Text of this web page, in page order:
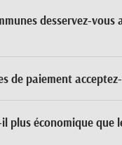
desservez-vous
de paiement
plus économique que